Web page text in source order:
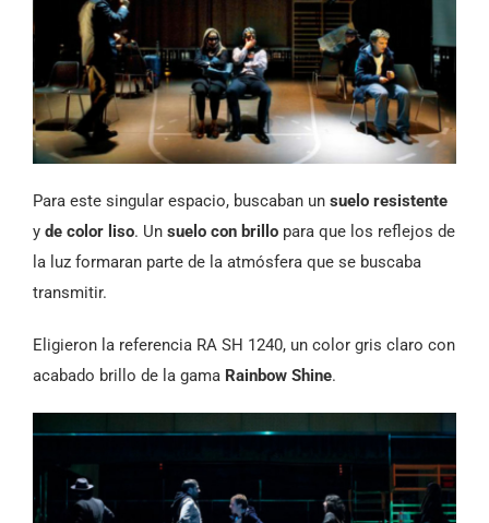
Para este singular espacio, buscaban un suelo resistente
y de color liso. Un suelo con brillo para que los reflejos de
la luz formaran parte de la atmósfera que se buscaba
transmitir.
Eligieron la referencia RA SH 1240, un color gris claro con
acabado brillo de la gama Rainbow Shine.